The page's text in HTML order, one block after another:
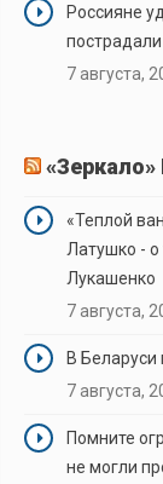
Россияне
7 августа,
«Зеркало»
«Теплой
Латушко - о
Лукашенко
7 августа,
В Беларуси
7 августа,
Помните
не могли